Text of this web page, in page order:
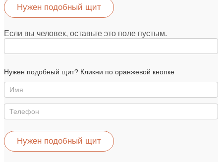
Нужен подобный щит
Если вы человек, оставьте это поле пустым.
Нужен
такой
же
щит
Нужен подобный щит? Кликни по оранжевой кнопке
Нужен подобный щит